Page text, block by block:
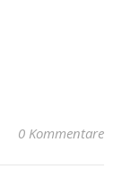
0 Kommentare